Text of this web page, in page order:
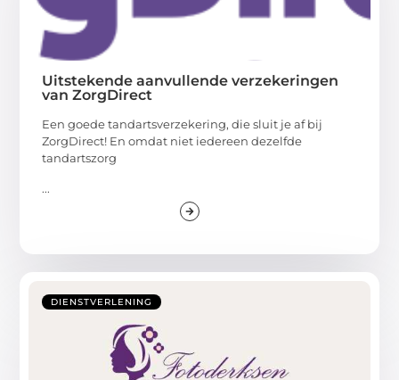
Uitstekende aanvullende verzekeringen
van ZorgDirect
Een goede tandartsverzekering, die sluit je af bij
ZorgDirect! En omdat niet iedereen dezelfde
tandartszorg
...
DIENSTVERLENING